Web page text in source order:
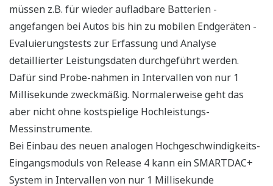
müssen z.B. für wieder aufladbare Batterien -
angefangen bei Autos bis hin zu mobilen Endgeräten -
Evaluierungstests zur Erfassung und Analyse
detaillierter Leistungsdaten durchgeführt werden.
Dafür sind Probe-nahmen in Intervallen von nur 1
Millisekunde zweckmäßig. Normalerweise geht das
aber nicht ohne kostspielige Hochleistungs-
Messinstrumente.
Bei Einbau des neuen analogen Hochgeschwindigkeits-
Eingangsmoduls von Release 4 kann ein SMARTDAC+
System in Intervallen von nur 1 Millisekunde